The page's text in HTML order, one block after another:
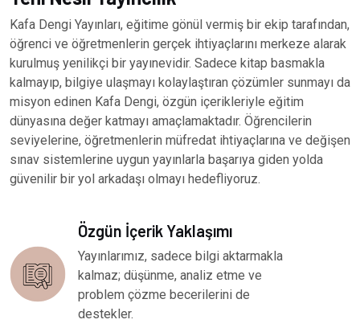
Kafa Dengi Yayınları, eğitime gönül vermiş bir ekip tarafından,
öğrenci ve öğretmenlerin gerçek ihtiyaçlarını merkeze alarak
kurulmuş yenilikçi bir yayınevidir. Sadece kitap basmakla
kalmayıp, bilgiye ulaşmayı kolaylaştıran çözümler sunmayı da
misyon edinen Kafa Dengi, özgün içerikleriyle eğitim
dünyasına değer katmayı amaçlamaktadır. Öğrencilerin
seviyelerine, öğretmenlerin müfredat ihtiyaçlarına ve değişen
sınav sistemlerine uygun yayınlarla başarıya giden yolda
güvenilir bir yol arkadaşı olmayı hedefliyoruz.
Özgün İçerik Yaklaşımı
Yayınlarımız, sadece bilgi aktarmakla
kalmaz; düşünme, analiz etme ve
problem çözme becerilerini de
destekler.